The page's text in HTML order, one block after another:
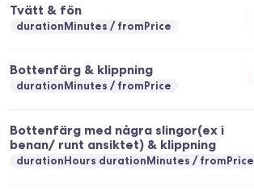
Tvätt & fön
durationMinutes fromPrice
Bottenfärg & klippning
durationMinutes fromPrice
Bottenfärg med några slingor(ex i
benan/ runt ansiktet) & klippning
durationHours durationMinutes fromPrice